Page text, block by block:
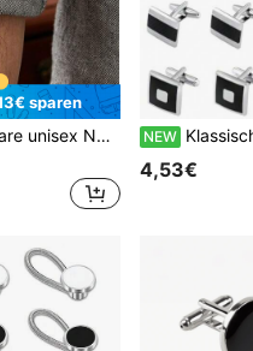
sparen
Manschettenhalter, Barkeeper Ärmelhalter
NEW Klassische Manschettenknöpfe für Herren, geeignet für
4,53€